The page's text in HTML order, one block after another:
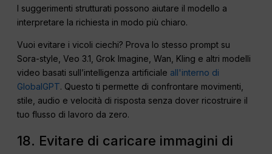
I suggerimenti strutturati possono aiutare il modello a
interpretare la richiesta in modo più chiaro.
Vuoi evitare i vicoli ciechi? Prova lo stesso prompt su
Sora-style, Veo 3.1, Grok Imagine, Wan, Kling e altri modelli
video basati sull’intelligenza artificiale all'interno di
GlobalGPT. Questo ti permette di confrontare movimenti,
stile, audio e velocità di risposta senza dover ricostruire il
tuo flusso di lavoro da zero.
18. Evitare di caricare immagini di